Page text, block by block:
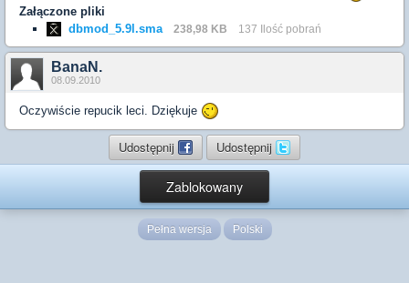
Załączone pliki
dbmod_5.9l.sma
238,98 KB 137 Ilość pobrań
BanaN.
08.09.2010
Oczywiście repucik leci. Dziękuje
Udostępnij Udostępnij
Zablokowany
Pełna wersja Polski